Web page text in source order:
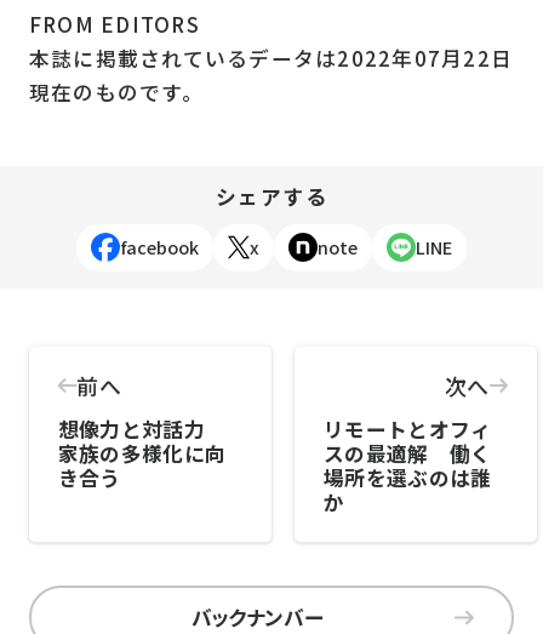
FROM EDITORS
本誌に掲載されているデータは2022年07月22日
現在のものです。
シェアする
facebook x note LINE
前へ
想像力と対話力
家族の多様化に向
き合う
次へ
リモートとオフィ
スの最適解 働く
場所を選ぶのは誰
か
バックナンバー